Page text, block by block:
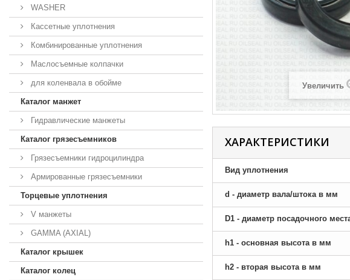
WASHER
Кассетные уплотнения
Комбинированные уплотнения
Маслосъемные колпачки
для коленвала в обойме
Каталог манжет
Гидравлические манжеты
Каталог грязесъемников
Грязесъемники гидроцилиндра
Армированные грязесъемники
Торцевые уплотнения
V манжеты
GAMMA (AXIAL)
Каталог крышек
Каталог колец
Увеличить
ХАРАКТЕРИСТИКИ
Вид уплотнения
d - диаметр вала/штока в мм
D1 - диаметр посадочного
h1 - основная высота в мм
h2 - вторая высота в мм